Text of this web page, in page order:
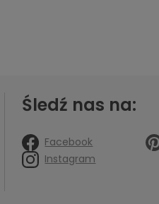
Śledź nas na:
Facebook
Instagram